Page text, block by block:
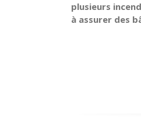
plusieurs
à assurer des